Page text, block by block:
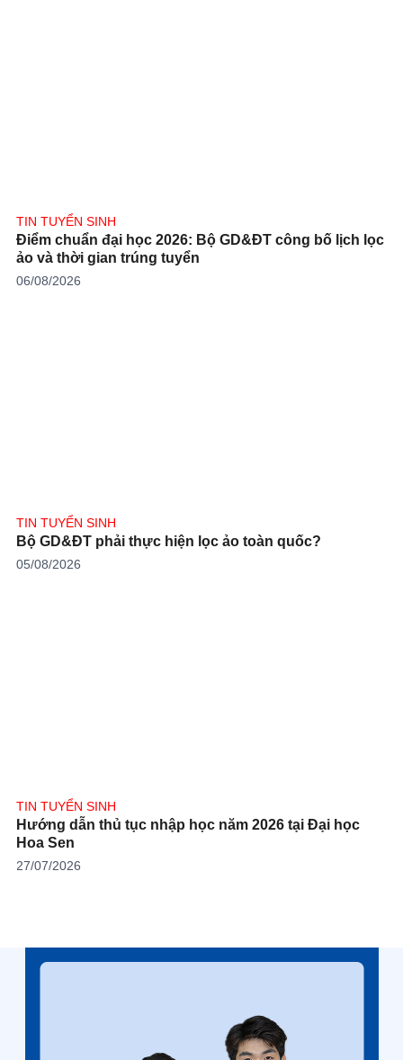
TIN TUYỂN SINH
Điểm chuẩn đại học 2026: Bộ GD&ĐT công bố lịch lọc
ảo và thời gian trúng tuyển
06/08/2026
TIN TUYỂN SINH
Bộ GD&ĐT phải thực hiện lọc ảo toàn quốc?
05/08/2026
TIN TUYỂN SINH
Hướng dẫn thủ tục nhập học năm 2026 tại Đại học
Hoa Sen
27/07/2026